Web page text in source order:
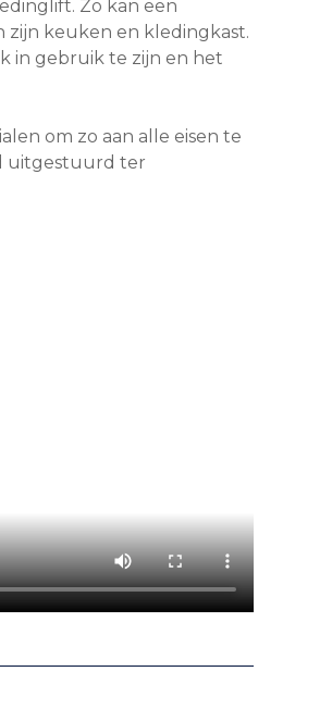
Zo kan een
keuken en kledingkast.
in gebruik te zijn en het
om zo aan alle eisen te
uitgestuurd ter